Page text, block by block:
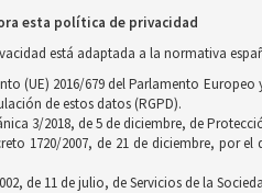
esta política de privacidad
está adaptada a la normativa
(UE) 2016/679 del Parlamento
de estos datos (RGPD).
3/2018, de 5 de diciembre, de
1720/2007, de 21 de diciembre, por
de 11 de julio, de Servicios de la